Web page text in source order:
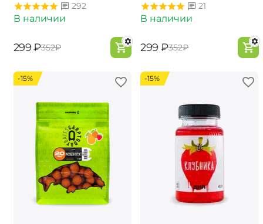
292
В наличии
‍299‍ ₽‍352‍₽
21
В наличии
‍299‍ ₽‍352‍₽
-15% -15%